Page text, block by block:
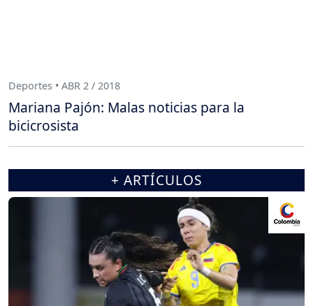
Deportes • ABR 2 / 2018
Mariana Pajón: Malas noticias para la
bicicrosista
+ ARTÍCULOS